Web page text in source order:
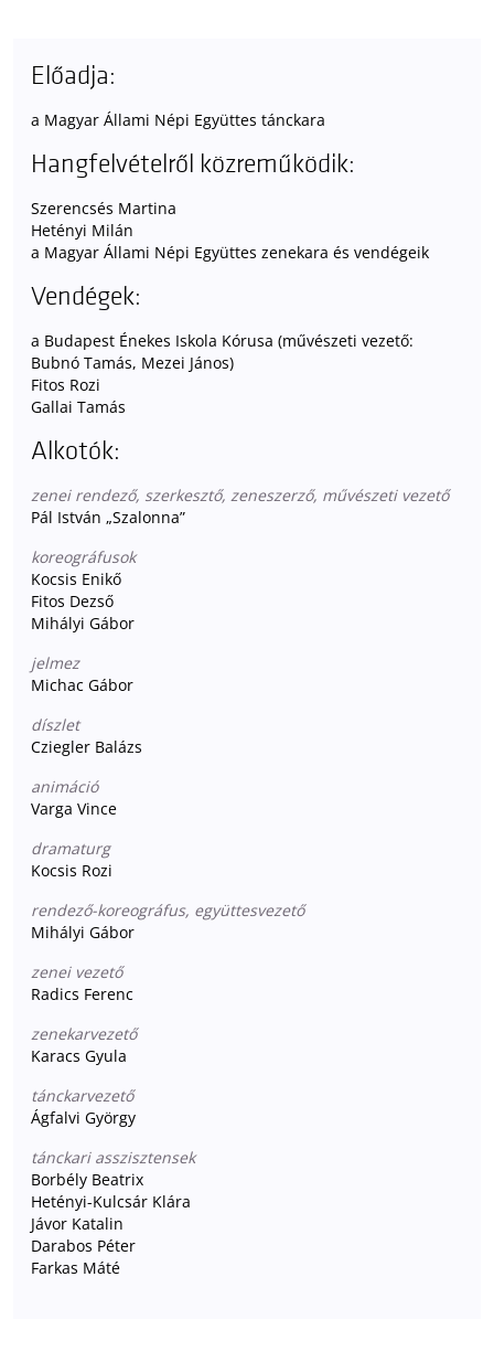
Előadja:
a Magyar Állami Népi Együttes tánckara
Hangfelvételről közreműködik:
Szerencsés Martina
Hetényi Milán
a Magyar Állami Népi Együttes zenekara és vendégeik
Vendégek:
a Budapest Énekes Iskola Kórusa (művészeti vezető:
Bubnó Tamás, Mezei János)
Fitos Rozi
Gallai Tamás
Alkotók:
zenei rendező, szerkesztő, zeneszerző, művészeti vezető
Pál István „Szalonna”
koreográfusok
Kocsis Enikő
Fitos Dezső
Mihályi Gábor
jelmez
Michac Gábor
díszlet
Cziegler Balázs
animáció
Varga Vince
dramaturg
Kocsis Rozi
rendező-koreográfus, együttesvezető
Mihályi Gábor
zenei vezető
Radics Ferenc
zenekarvezető
Karacs Gyula
tánckarvezető
Ágfalvi György
tánckari asszisztensek
Borbély Beatrix
Hetényi-Kulcsár Klára
Jávor Katalin
Darabos Péter
Farkas Máté